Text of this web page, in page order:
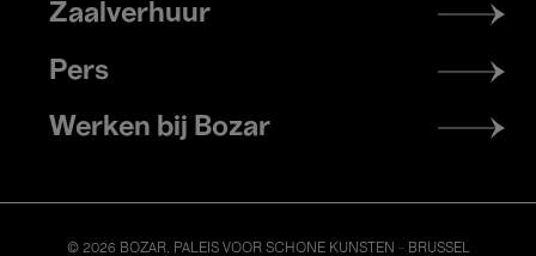
Zaalverhuur
Pers
Werken bij Bozar
© 2026 BOZAR. PALEIS VOOR SCHONE KUNSTEN - BRUSSEL